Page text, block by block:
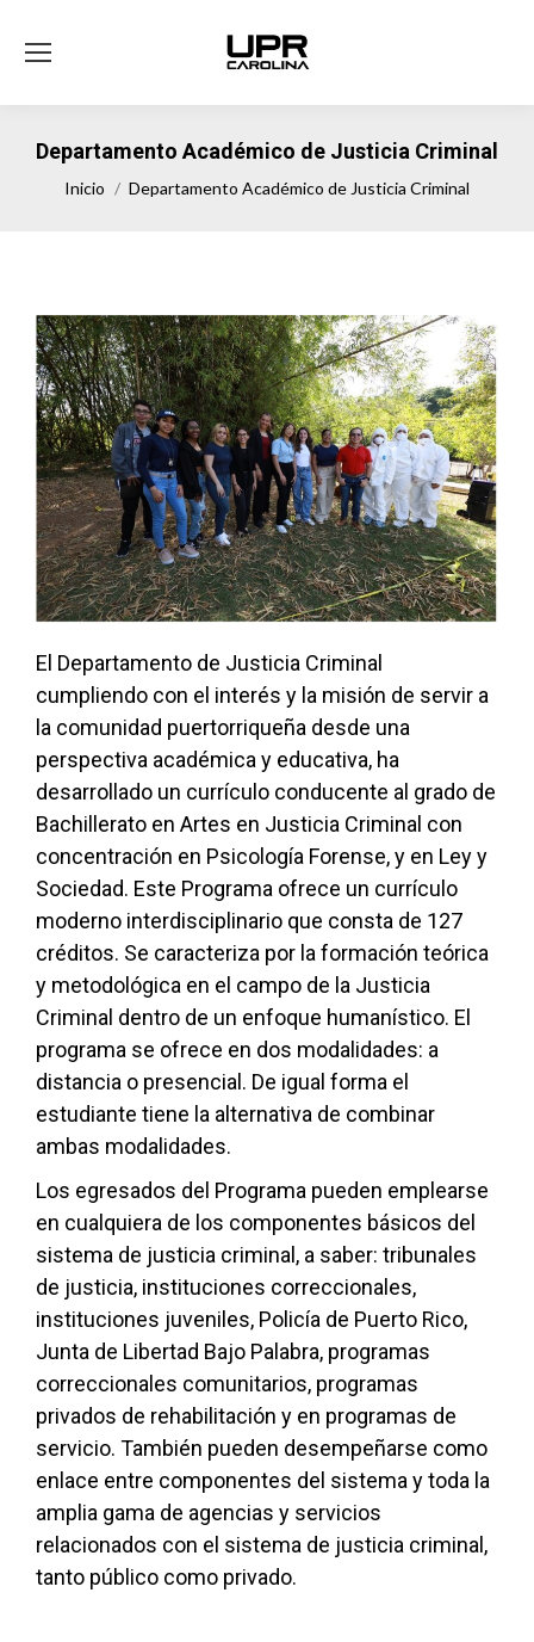
Departamento Académico de Justicia Criminal
Estás aquí:
Inicio Departamento Académico de Justicia Criminal
El Departamento de Justicia Criminal
cumpliendo con el interés y la misión de servir a
la comunidad puertorriqueña desde una
perspectiva académica y educativa, ha
desarrollado un currículo conducente al grado de
Bachillerato en Artes en Justicia Criminal con
concentración en Psicología Forense, y en Ley y
Sociedad. Este Programa ofrece un currículo
moderno interdisciplinario que consta de 127
créditos. Se caracteriza por la formación teórica
y metodológica en el campo de la Justicia
Criminal dentro de un enfoque humanístico. El
programa se ofrece en dos modalidades: a
distancia o presencial. De igual forma el
estudiante tiene la alternativa de combinar
ambas modalidades.
Los egresados del Programa pueden emplearse
en cualquiera de los componentes básicos del
sistema de justicia criminal, a saber: tribunales
de justicia, instituciones correccionales,
instituciones juveniles, Policía de Puerto Rico,
Junta de Libertad Bajo Palabra, programas
correccionales comunitarios, programas
privados de rehabilitación y en programas de
servicio. También pueden desempeñarse como
enlace entre componentes del sistema y toda la
amplia gama de agencias y servicios
relacionados con el sistema de justicia criminal,
tanto público como privado.